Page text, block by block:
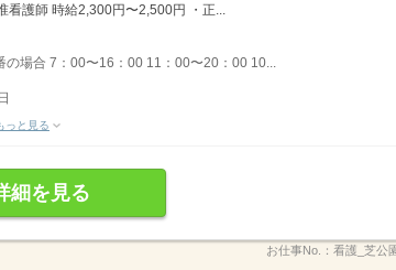
護師 時給2,300円〜2,500円 ・正...
場合 7：00〜16：00 11：00〜20：00 10...
っと見る
細を見る
お仕事No.： 看護_芝公